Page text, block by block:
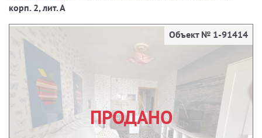
корп. 2, лит. А
ПРОДАНО
Объект № 1-91414